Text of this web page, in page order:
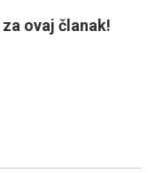
ovaj članak!